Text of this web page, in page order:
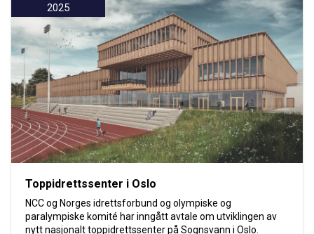
2025
Toppidrettssenter i Oslo
NCC og Norges idrettsforbund og olympiske og
paralympiske komité har inngått avtale om utviklingen av
nytt nasjonalt toppidrettssenter på Sognsvann i Oslo.